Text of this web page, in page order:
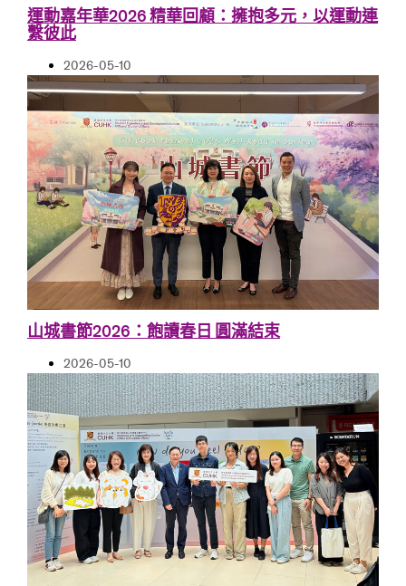
運動嘉年華2026 精華回顧：擁抱多元，以運動連
繫彼此
2026-05-10
山城書節2026：飽讀春日 圓滿結束
2026-05-10